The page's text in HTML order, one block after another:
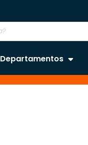
Departamentos